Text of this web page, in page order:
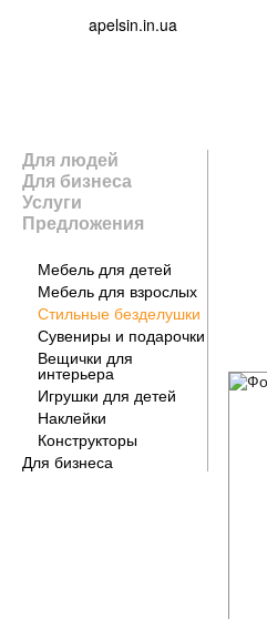
apelsin.in.ua
Для людей
Для бизнеса
Услуги
Предложения
Мебель для детей
Мебель для взрослых
Стильные безделушки
Сувениры и подарочки
Вещички для
интерьера
Игрушки для детей
Наклейки
Конструкторы
Для бизнеса